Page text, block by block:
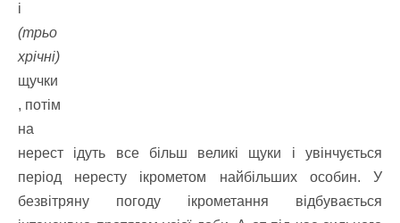
і
(трьо
хрічні)
щучки
, потім
на
нерест ідуть все більш великі щуки і увінчується
період нересту ікрометом найбільших особин. У
безвітряну погоду ікрометання відбувається